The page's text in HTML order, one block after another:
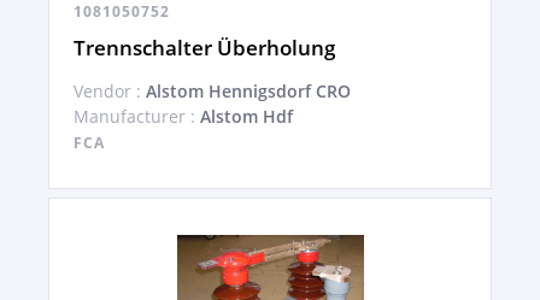
1081050752
Trennschalter Überholung
Vendor : Alstom Hennigsdorf CRO
Manufacturer : Alstom Hdf
FCA